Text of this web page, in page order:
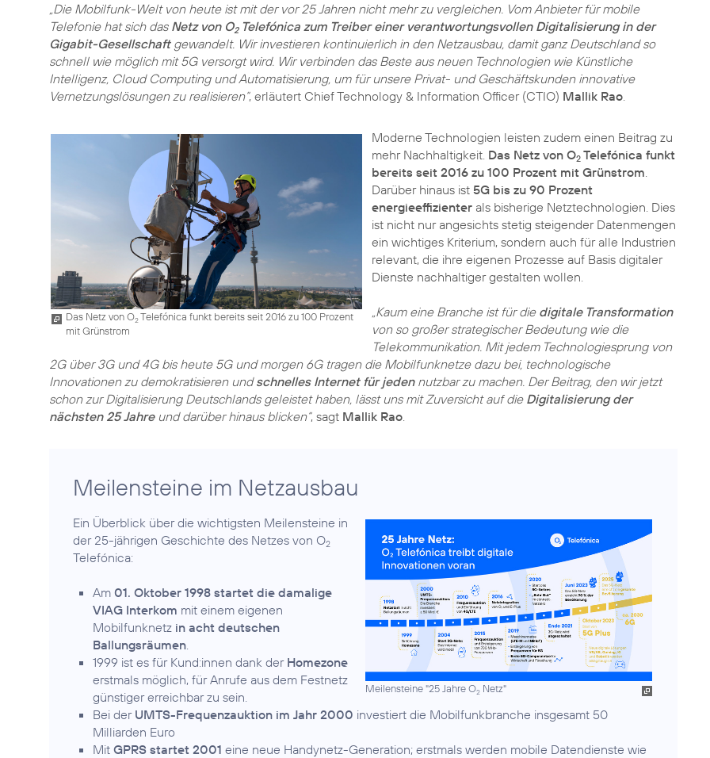
„Die Mobilfunk-Welt von heute ist mit der vor 25 Jahren nicht mehr zu vergleichen. Vom Anbieter für mobile
Telefonie hat sich das Netz von O2Telefónica zum Treiber einer verantwortungsvollen Digitalisierung in der
Gigabit-Gesellschaftgewandelt. Wir investieren kontinuierlich in den Netzausbau, damit ganz Deutschland so
schnell wie möglich mit 5G versorgt wird. Wir verbinden das Beste aus neuen Technologien wie Künstliche
Intelligenz, Cloud Computing und Automatisierung, um für unsere Privat- und Geschäftskunden innovative
Vernetzungslösungen zu realisieren“, erläutert Chief Technology & Information Officer (CTIO) Mallik Rao.
Das Netz von O2Telefónica funkt bereits seit 2016 zu 100 Prozent
mit Grünstrom
Moderne Technologien leisten zudem einen Beitrag zu
mehr Nachhaltigkeit. Das Netz von O2Telefónica funkt
bereits seit 2016 zu 100 Prozent mit Grünstrom.
Darüber hinaus ist 5G bis zu 90 Prozent
energieeffizienterals bisherige Netztechnologien. Dies
ist nicht nur angesichts stetig steigender Datenmengen
ein wichtiges Kriterium, sondern auch für alle Industrien
relevant, die ihre eigenen Prozesse auf Basis digitaler
Dienste nachhaltiger gestalten wollen.
„Kaum eine Branche ist für die digitale Transformation
von so großer strategischer Bedeutung wie die
Telekommunikation. Mit jedem Technologiesprung von
2G über 3G und 4G bis heute 5G und morgen 6G tragen die Mobilfunknetze dazu bei, technologische
Innovationen zu demokratisieren undschnelles Internet für jedennutzbar zu machen. Der Beitrag, den wir jetzt
schon zur Digitalisierung Deutschlands geleistet haben, lässt uns mit Zuversicht auf die Digitalisierung der
nächsten 25 Jahreund darüber hinaus blicken“, sagt Mallik Rao.
Meilensteine im Netzausbau
Meilensteine "25 Jahre O2Netz"
Ein Überblick über die wichtigsten Meilensteine in
der 25-jährigen Geschichte des Netzes von O2
Telefónica:
Am 01. Oktober 1998 startet die damalige
VIAG Interkom mit einem eigenen
Mobilfunknetz in acht deutschen
Ballungsräumen.
1999 ist es für Kund:innen dank der Homezone
erstmals möglich, für Anrufe aus dem Festnetz
günstiger erreichbar zu sein.
Bei der UMTS-Frequenzauktion im Jahr 2000 investiert die Mobilfunkbranche insgesamt 50
Milliarden Euro
Mit GPRS startet 2001 eine neue Handynetz-Generation; erstmals werden mobile Datendienste wie